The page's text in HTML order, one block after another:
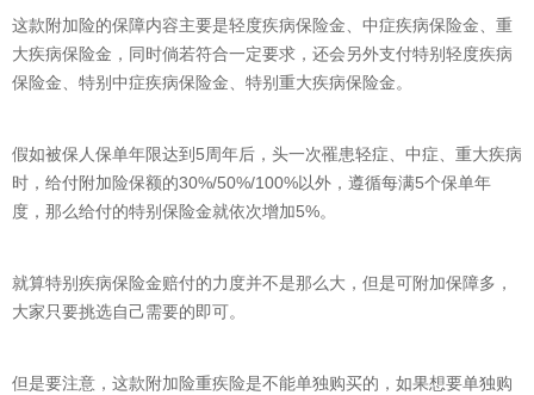
这款附加险的保障内容主要是轻度疾病保险金、中症疾病保险金、重
大疾病保险金，同时倘若符合一定要求，还会另外支付特别轻度疾病
保险金、特别中症疾病保险金、特别重大疾病保险金。
假如被保人保单年限达到5周年后，头一次罹患轻症、中症、重大疾病
时，给付附加险保额的30%/50%/100%以外，遵循每满5个保单年
度，那么给付的特别保险金就依次增加5%。
就算特别疾病保险金赔付的力度并不是那么大，但是可附加保障多，
大家只要挑选自己需要的即可。
但是要注意，这款附加险重疾险是不能单独购买的，如果想要单独购